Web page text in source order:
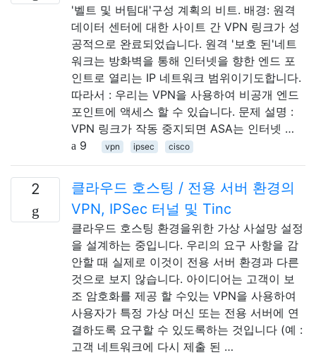
'벨트 및 버팀대'구성 계획의 비트. 배경: 원격
데이터 센터에 대한 사이트 간 VPN 링크가 성
공적으로 완료되었습니다. 원격 '보호 된'네트
워크는 방화벽을 통해 인터넷을 향한 엔드 포
인트로 열리는 IP 네트워크 범위이기도합니다.
따라서 : 우리는 VPN을 사용하여 비공개 엔드
포인트에 액세스 할 수 있습니다. 문제 설명 :
VPN 링크가 작동 중지되면 ASA는 인터넷 …
9
vpn ipsec cisco
2
클라우드 호스팅 / 전용 서버 환경의
VPN, IPSec 터널 및 Tinc
클라우드 호스팅 환경을위한 가상 사설망 설정
을 설계하는 중입니다. 우리의 요구 사항을 감
안할 때 실제로 이것이 전용 서버 환경과 다른
것으로 보지 않습니다. 아이디어는 고객이 보
조 암호화를 제공 할 수있는 VPN을 사용하여
사용자가 특정 가상 머신 또는 전용 서버에 연
결하도록 요구할 수 있도록하는 것입니다 (예 :
고객 네트워크에 다시 제출 된 …